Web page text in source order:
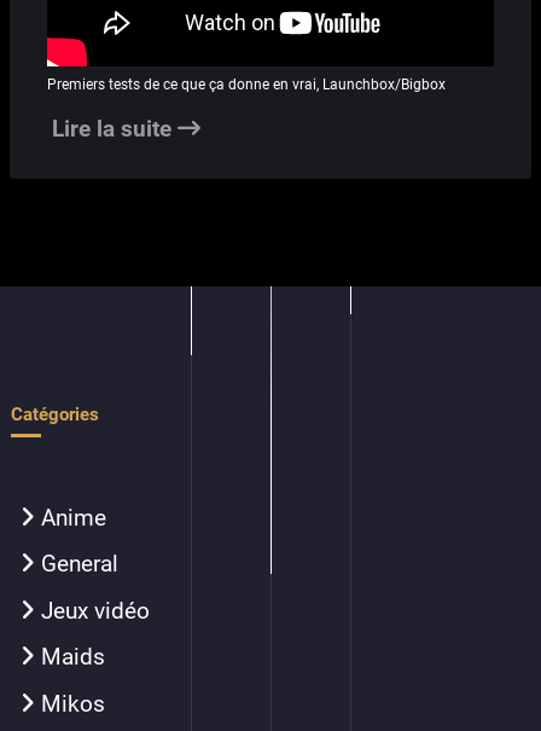
Premiers tests de ce que ça donne en vrai, Launchbox/Bigbox
Lire la suite
Catégories
Anime
General
Jeux vidéo
Maids
Mikos